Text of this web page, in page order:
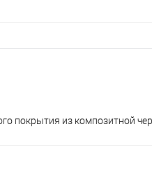
покрытия из композитной